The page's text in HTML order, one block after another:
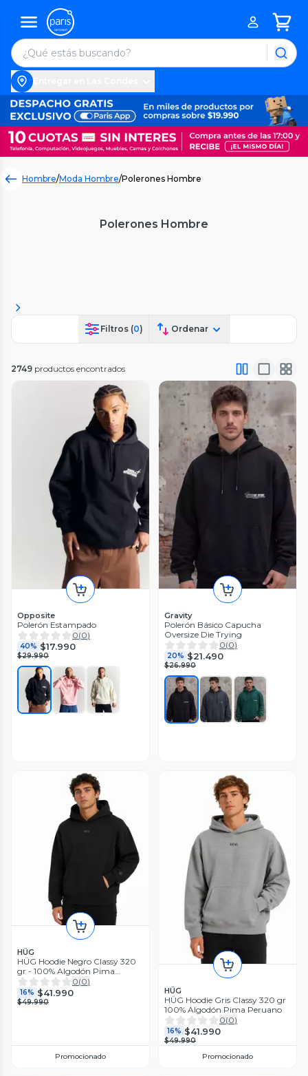
Hombre/Moda Hombre/Polerones Hombre
Polerones Hombre
Filtros (0) Ordenar
2749 productos encontrados
Opposite
Polerón Estampado
0(0)
40% $17.990
$29.990
Gravity
Polerón Básico Capucha
Oversize Die Trying
0(0)
20% $21.490
$26.990
HÜG
HÜG Hoodie Negro Classy 320
gr - 100% Algodón Pima
Peruano
0(0)
16% $41.990
$49.990
Promocionado
HÜG
HÜG Hoodie Gris Classy 320 gr
100% Algodón Pima Peruano
0(0)
16% $41.990
$49.990
Promocionado